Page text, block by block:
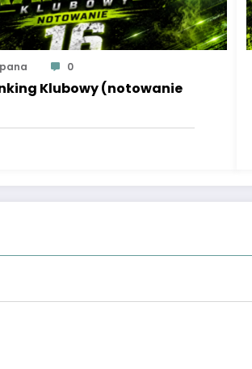
0
Klubowy (notowanie